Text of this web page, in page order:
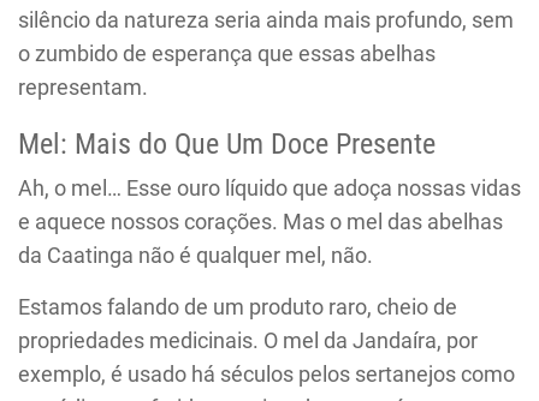
silêncio da natureza seria ainda mais profundo, sem
o zumbido de esperança que essas abelhas
representam.
Mel: Mais do Que Um Doce Presente
Ah, o mel… Esse ouro líquido que adoça nossas vidas
e aquece nossos corações. Mas o mel das abelhas
da Caatinga não é qualquer mel, não.
Estamos falando de um produto raro, cheio de
propriedades medicinais. O mel da Jandaíra, por
exemplo, é usado há séculos pelos sertanejos como